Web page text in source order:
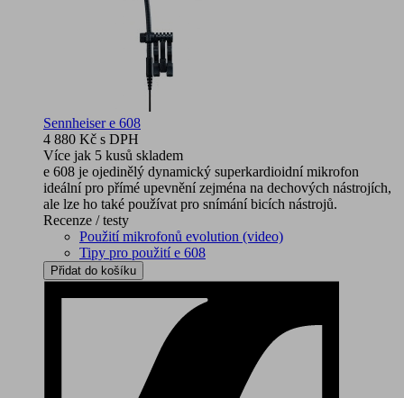
Sennheiser e 608
4 880 Kč s DPH
Více jak 5 kusů skladem
e 608 je ojedinělý dynamický superkardioidní mikrofon
ideální pro přímé upevnění zejména na dechových nástrojích,
ale lze ho také používat pro snímání bicích nástrojů.
Recenze / testy
Použití mikrofonů evolution (video)
Tipy pro použití e 608
Přidat do košíku